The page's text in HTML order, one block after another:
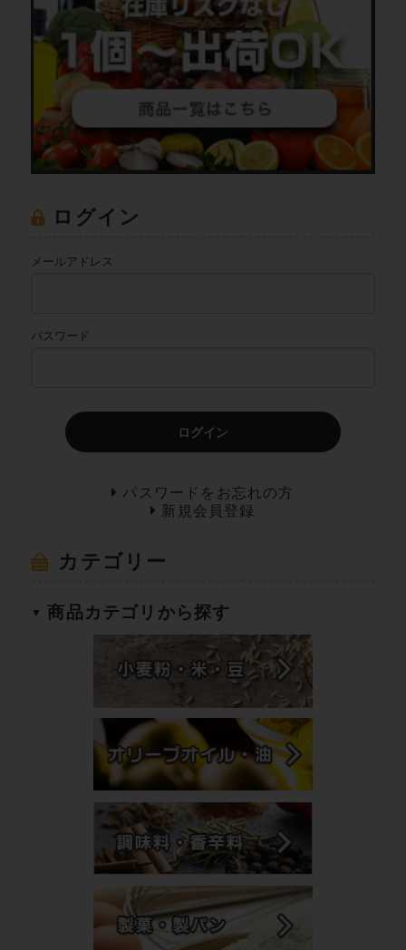
ログイン
メールアドレス
パスワード
ログイン
パスワードをお忘れの方
新規会員登録
カテゴリー
商品カテゴリから探す